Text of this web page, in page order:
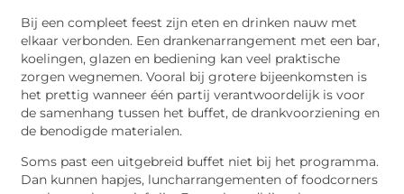
Bij een compleet feest zijn eten en drinken nauw met
elkaar verbonden. Een drankenarrangement met een bar,
koelingen, glazen en bediening kan veel praktische
zorgen wegnemen. Vooral bij grotere bijeenkomsten is
het prettig wanneer één partij verantwoordelijk is voor
de samenhang tussen het buffet, de drankvoorziening en
de benodigde materialen.
Soms past een uitgebreid buffet niet bij het programma.
Dan kunnen hapjes, luncharrangementen of foodcorners